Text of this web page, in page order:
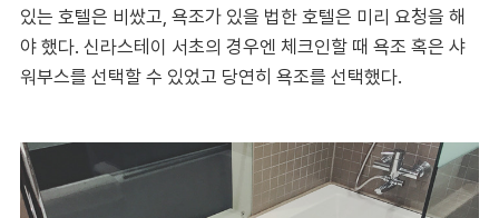
있는 호텔은 비쌌고, 욕조가 있을 법한 호텔은 미리 요청을 해
야 했다. 신라스테이 서초의 경우엔 체크인할 때 욕조 혹은 샤
워부스를 선택할 수 있었고 당연히 욕조를 선택했다.